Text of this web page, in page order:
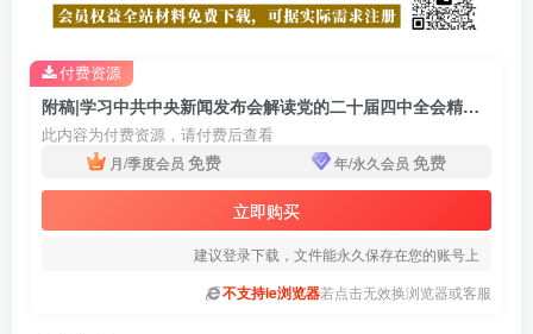
附稿|学习中共中央新闻发布会解读党的二十届四中全会精神党课ppt课件
此内容为付费资源，请付费后查看
月/季度会员 免费 年/永久会员 免费
立即购买
建议登录下载，文件能永久保存在您的账号上
不支持ie浏览器若点击无效换浏览器或客服
付费资源